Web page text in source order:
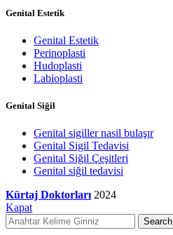
Genital Estetik
Genital Estetik
Perinoplasti
Hudoplasti
Labioplasti
Genital Siğil
Genital sigiller nasil bulaşır
Genital Sigil Tedavisi
Genital Siğil Çeşitleri
Genital siğil tedavisi
Kürtaj Doktorları 2024
Kapat
Search